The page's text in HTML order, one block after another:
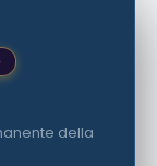
della